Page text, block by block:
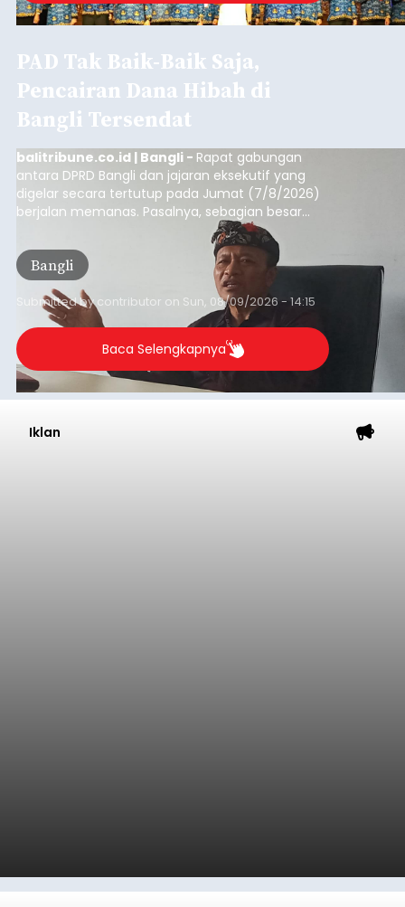
PAD Tak Baik-Baik Saja,
Pencairan Dana Hibah di
Bangli Tersendat
balitribune.co.id | Bangli - Rapat gabungan
antara DPRD Bangli dan jajaran eksekutif yang
digelar secara tertutup pada Jumat (7/8/2026)
berjalan memanas. Pasalnya, sebagian besar
dana hibah yang bersumber dari pokok-pokok
pikiran (pokok-pokok pikiran/pokir) dewan hasil
penjaringan aspirasi masyarakat saat reses tak
kunjung cair.
Bangli
Submitted bycontributor on Sun, 08/09/2026 - 14:15
Baca Selengkapnya
Iklan